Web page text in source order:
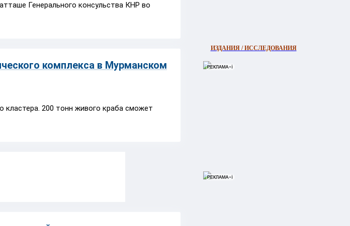
Генерального консульства КНР во
комплекса в Мурманском
кластера. 200 тонн живого краба сможет
ИЗДАНИЯ / ИССЛЕДОВАНИЯ